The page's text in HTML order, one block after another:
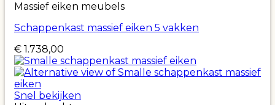
Massief eiken meubels
Schappenkast massief eiken 5 vakken
€ 1.738,00
Snel bekijken